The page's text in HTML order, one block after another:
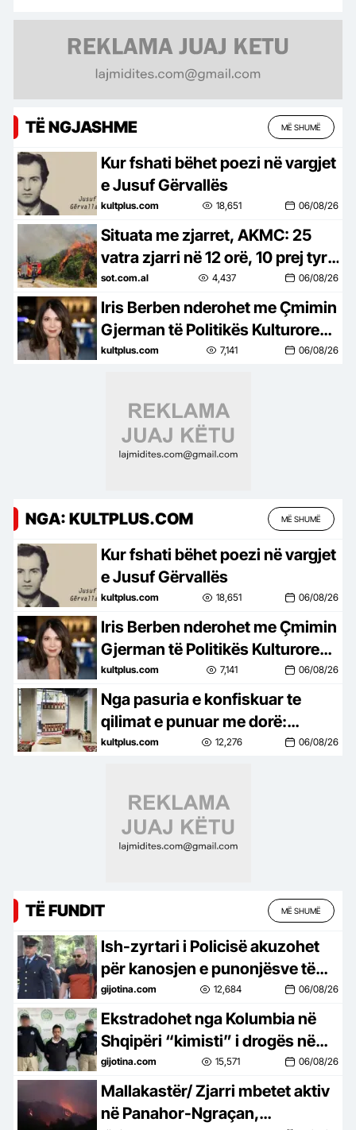
TË NGJASHME MË SHUMË
Kur fshati bëhet poezi në vargjet
e Jusuf Gërvallës
kultplus.com 18,651 06/08/26
Situata me zjarret, AKMC: 25
vatra zjarri në 12 orë, 10 prej tyre
aktive, vijojnë ndërhyrjet nga
toka e ajri
sot.com.al 4,437 06/08/26
Iris Berben nderohet me Çmimin
Gjerman të Politikës Kulturore
2026
kultplus.com 7,141 06/08/26
NGA: KULTPLUS.COM MË SHUMË
Kur fshati bëhet poezi në vargjet
e Jusuf Gërvallës
kultplus.com 18,651 06/08/26
Iris Berben nderohet me Çmimin
Gjerman të Politikës Kulturore
2026
kultplus.com 7,141 06/08/26
Nga pasuria e konfiskuar te
qilimat e punuar me dorë:
“Thurja e Qilimave” sjell një
kultplus.com 12,276 06/08/26
TË FUNDIT MË SHUMË
Ish-zyrtari i Policisë akuzohet
për kanosjen e punonjësve të
një hoteli në Dhërmi
gijotina.com 12,684 06/08/26
Ekstradohet nga Kolumbia në
Shqipëri “kimisti” i drogës në
Frakull, i dënuar me 14 vite burg
gijotina.com 15,571 06/08/26
Mallakastër/ Zjarri mbetet aktiv
në Panahor-Ngraçan,